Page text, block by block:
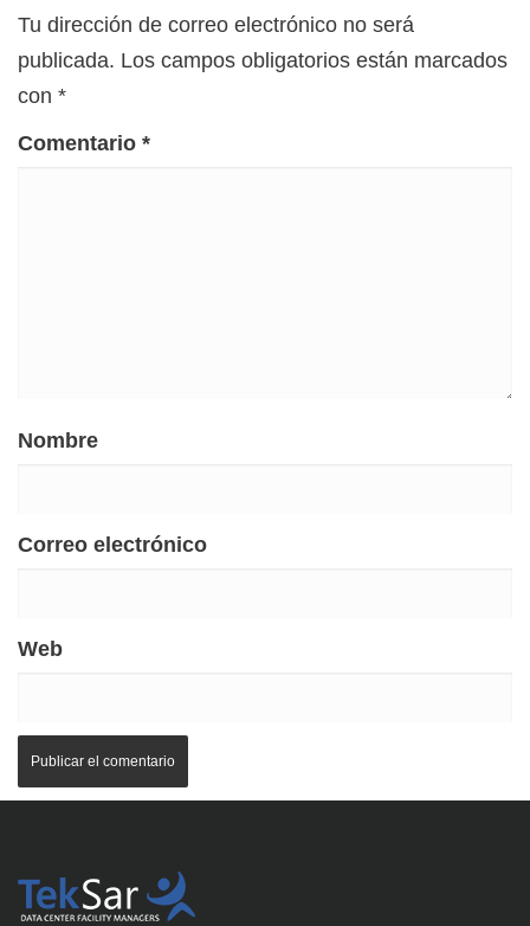
Tu dirección de correo electrónico no será
publicada. Los campos obligatorios están marcados
con *
Comentario *
Nombre
Correo electrónico
Web